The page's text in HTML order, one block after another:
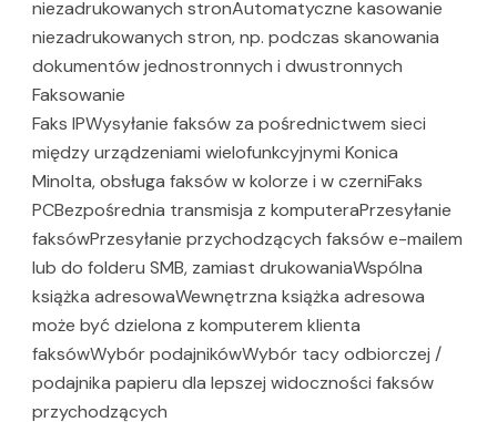
niezadrukowanych stronAutomatyczne kasowanie
niezadrukowanych stron, np. podczas skanowania
dokumentów jednostronnych i dwustronnych
Faksowanie
Faks IPWysyłanie faksów za pośrednictwem sieci
między urządzeniami wielofunkcyjnymi Konica
Minolta, obsługa faksów w kolorze i w czerniFaks
PCBezpośrednia transmisja z komputeraPrzesyłanie
faksówPrzesyłanie przychodzących faksów e-mailem
lub do folderu SMB, zamiast drukowaniaWspólna
książka adresowaWewnętrzna książka adresowa
może być dzielona z komputerem klienta
faksówWybór podajnikówWybór tacy odbiorczej /
podajnika papieru dla lepszej widoczności faksów
przychodzących